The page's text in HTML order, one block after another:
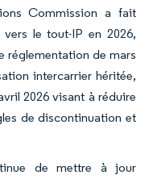
Commission a fait
le tout-IP en 2026,
réglementation de mars
intercarrier héritée,
2026 visant à réduire
de discontinuation et
de mettre à jour